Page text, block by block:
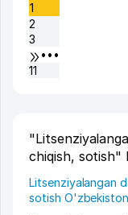
1
2
3
•••
11
chiqish, sotish"
Litsenziyalangan
sotish